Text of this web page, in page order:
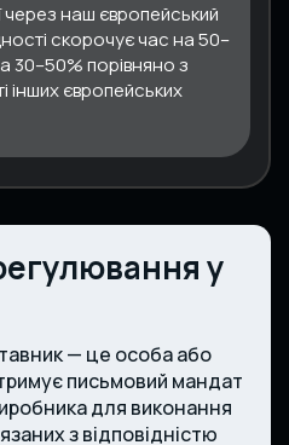
через наш європейський
скорочує час на 50–
30–50% порівняно з
інших європейських
у
— це особа або
письмовий мандат
для виконання
з відповідністю